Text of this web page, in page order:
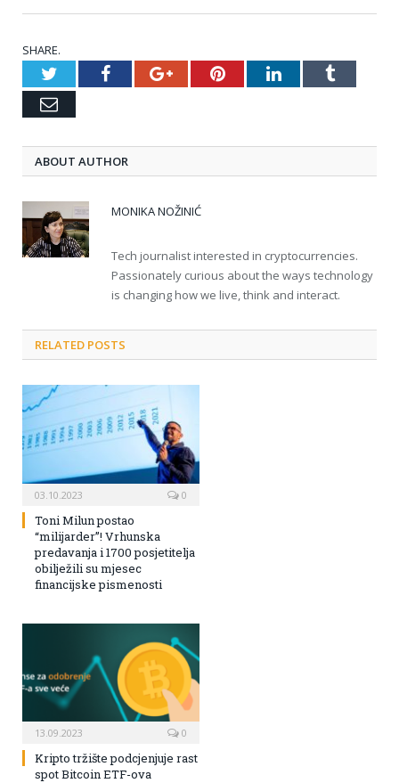
SHARE.
TwitterFacebookGoogle+PinterestLinkedInTumblr
Email
ABOUT AUTHOR
MONIKA NOŽINIĆ
Tech journalist interested in cryptocurrencies.
Passionately curious about the ways technology
is changing how we live, think and interact.
RELATED POSTS
03.10.2023 0
Toni Milun postao
“milijarder”! Vrhunska
predavanja i 1700 posjetitelja
obilježili su mjesec
financijske pismenosti
13.09.2023 0
Kripto tržište podcjenjuje rast
spot Bitcoin ETF-ova